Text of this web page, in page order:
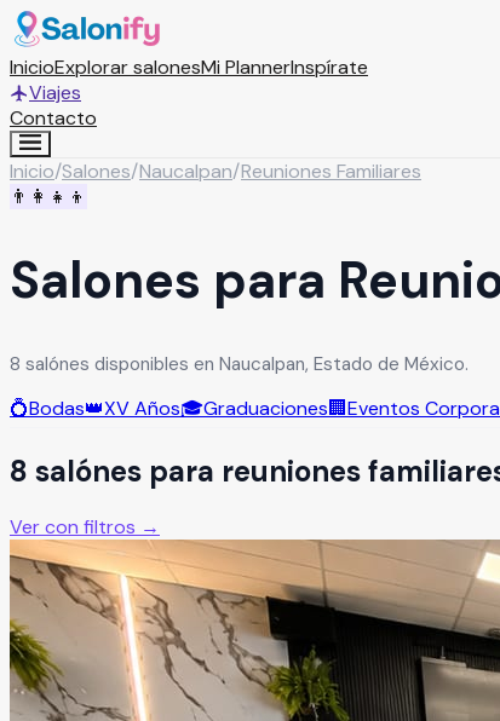
InicioExplorar salonesMi PlannerInspírate
Viajes
Contacto
Inicio/Salones/Naucalpan/Reuniones Familiares
👨‍👩‍👧‍👦
Salones para
8 salónes disponibles en Naucalpan, Estado de México.
💍Bodas👑XV Años🎓Graduaciones🏢Eventos
8 salónes para reuniones
Ver con filtros →